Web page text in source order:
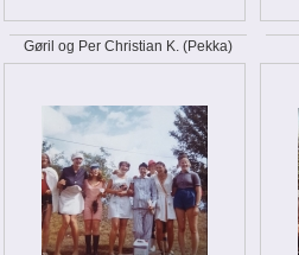
Gøril og Per Christian K. (Pekka)